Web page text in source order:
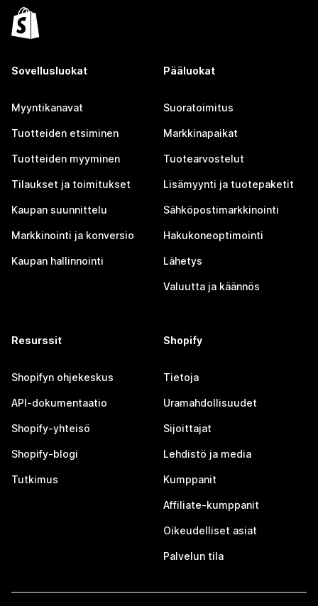
Sovellusluokat
Myyntikanavat
Tuotteiden etsiminen
Tuotteiden myyminen
Tilaukset ja toimitukset
Kaupan suunnittelu
Markkinointi ja konversio
Kaupan hallinnointi
Pääluokat
Suoratoimitus
Markkinapaikat
Tuotearvostelut
Lisämyynti ja tuotepaketit
Sähköpostimarkkinointi
Hakukoneoptimointi
Lähetys
Valuutta ja käännös
Resurssit
Shopifyn ohjekeskus
API-dokumentaatio
Shopify-yhteisö
Shopify-blogi
Tutkimus
Shopify
Tietoja
Uramahdollisuudet
Sijoittajat
Lehdistö ja media
Kumppanit
Affiliate-kumppanit
Oikeudelliset asiat
Palvelun tila